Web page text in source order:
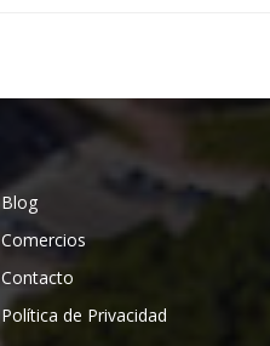
Blog
Comercios
Contacto
Política de Privacidad